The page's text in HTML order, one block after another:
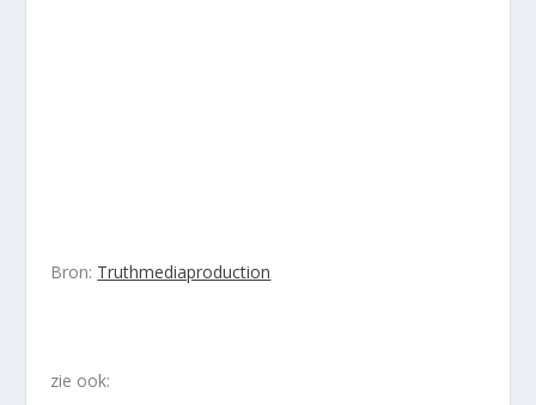
Bron: Truthmediaproduction
zie ook: